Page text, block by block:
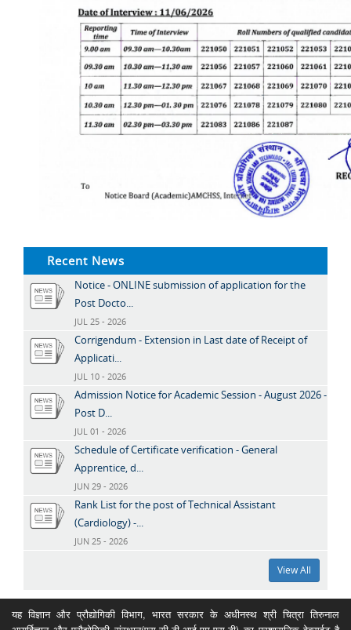
Recent News
Notice - ONLINE submission of application for the
Post Docto...
JUL 25 - 2026
Corrigendum - Extension in Last date of Receipt of
Applicati...
JUL 10 - 2026
Admission Notice for Academic Session - August 2026 -
Post D...
JUL 01 - 2026
Schedule of Certificate verification - General
Apprentice, d...
JUN 29 - 2026
Rank List for the post of Technical Assistant
(Cardiology) -...
JUN 25 - 2026
View All
यह विज्ञान और प्रौद्योगिकी विभाग, भारत सरकार के अधीनस्थ श्री चित्रा तिरुनाल